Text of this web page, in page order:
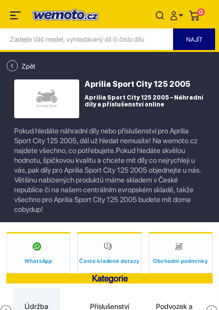
0
Zpět
Aprilia Sport City 125 2005
Aprilia Sport City 125 2005 – Náhradní
díly a příslušenství online
Pokud hledáte náhradní díly nebo příslušenství pro Aprilia
Sport City 125 2005, dál už hledat nemusíte! Na wemoto.cz
najdete všechno, co potřebujete.Pokud hledáte skvělou
hodnotu, špičkovou kvalitu a chcete mít díly co nejrychleji u
vás, pak díly pro Aprilia Sport City 125 2005 objednejte u nás.
Většinu nabízených produktů máme skladem v České
republice či na našem centrálním evropském skladě, takže
všechno pro Aprilia Sport City 125 2005 budete mít doma
cobydup!
WhatsApp Často kladené dotazy Obchodní podmínky
Kategorie
Údržba
Příslušenství
Podvozek a